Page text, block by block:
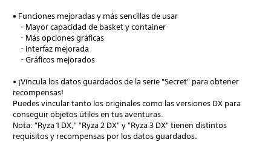
• Funciones mejoradas y más sencillas de usar
- Mayor capacidad de basket y container
- Más opciones gráficas
- Interfaz mejorada
- Gráficos mejorados
• ¡Vincula los datos guardados de la serie "Secret" para obtener
recompensas!
Puedes vincular tanto los originales como las versiones DX para
conseguir objetos útiles en tus aventuras.
Nota: "Ryza 1 DX," "Ryza 2 DX" y "Ryza 3 DX" tienen distintos
requisitos y recompensas por los datos guardados.